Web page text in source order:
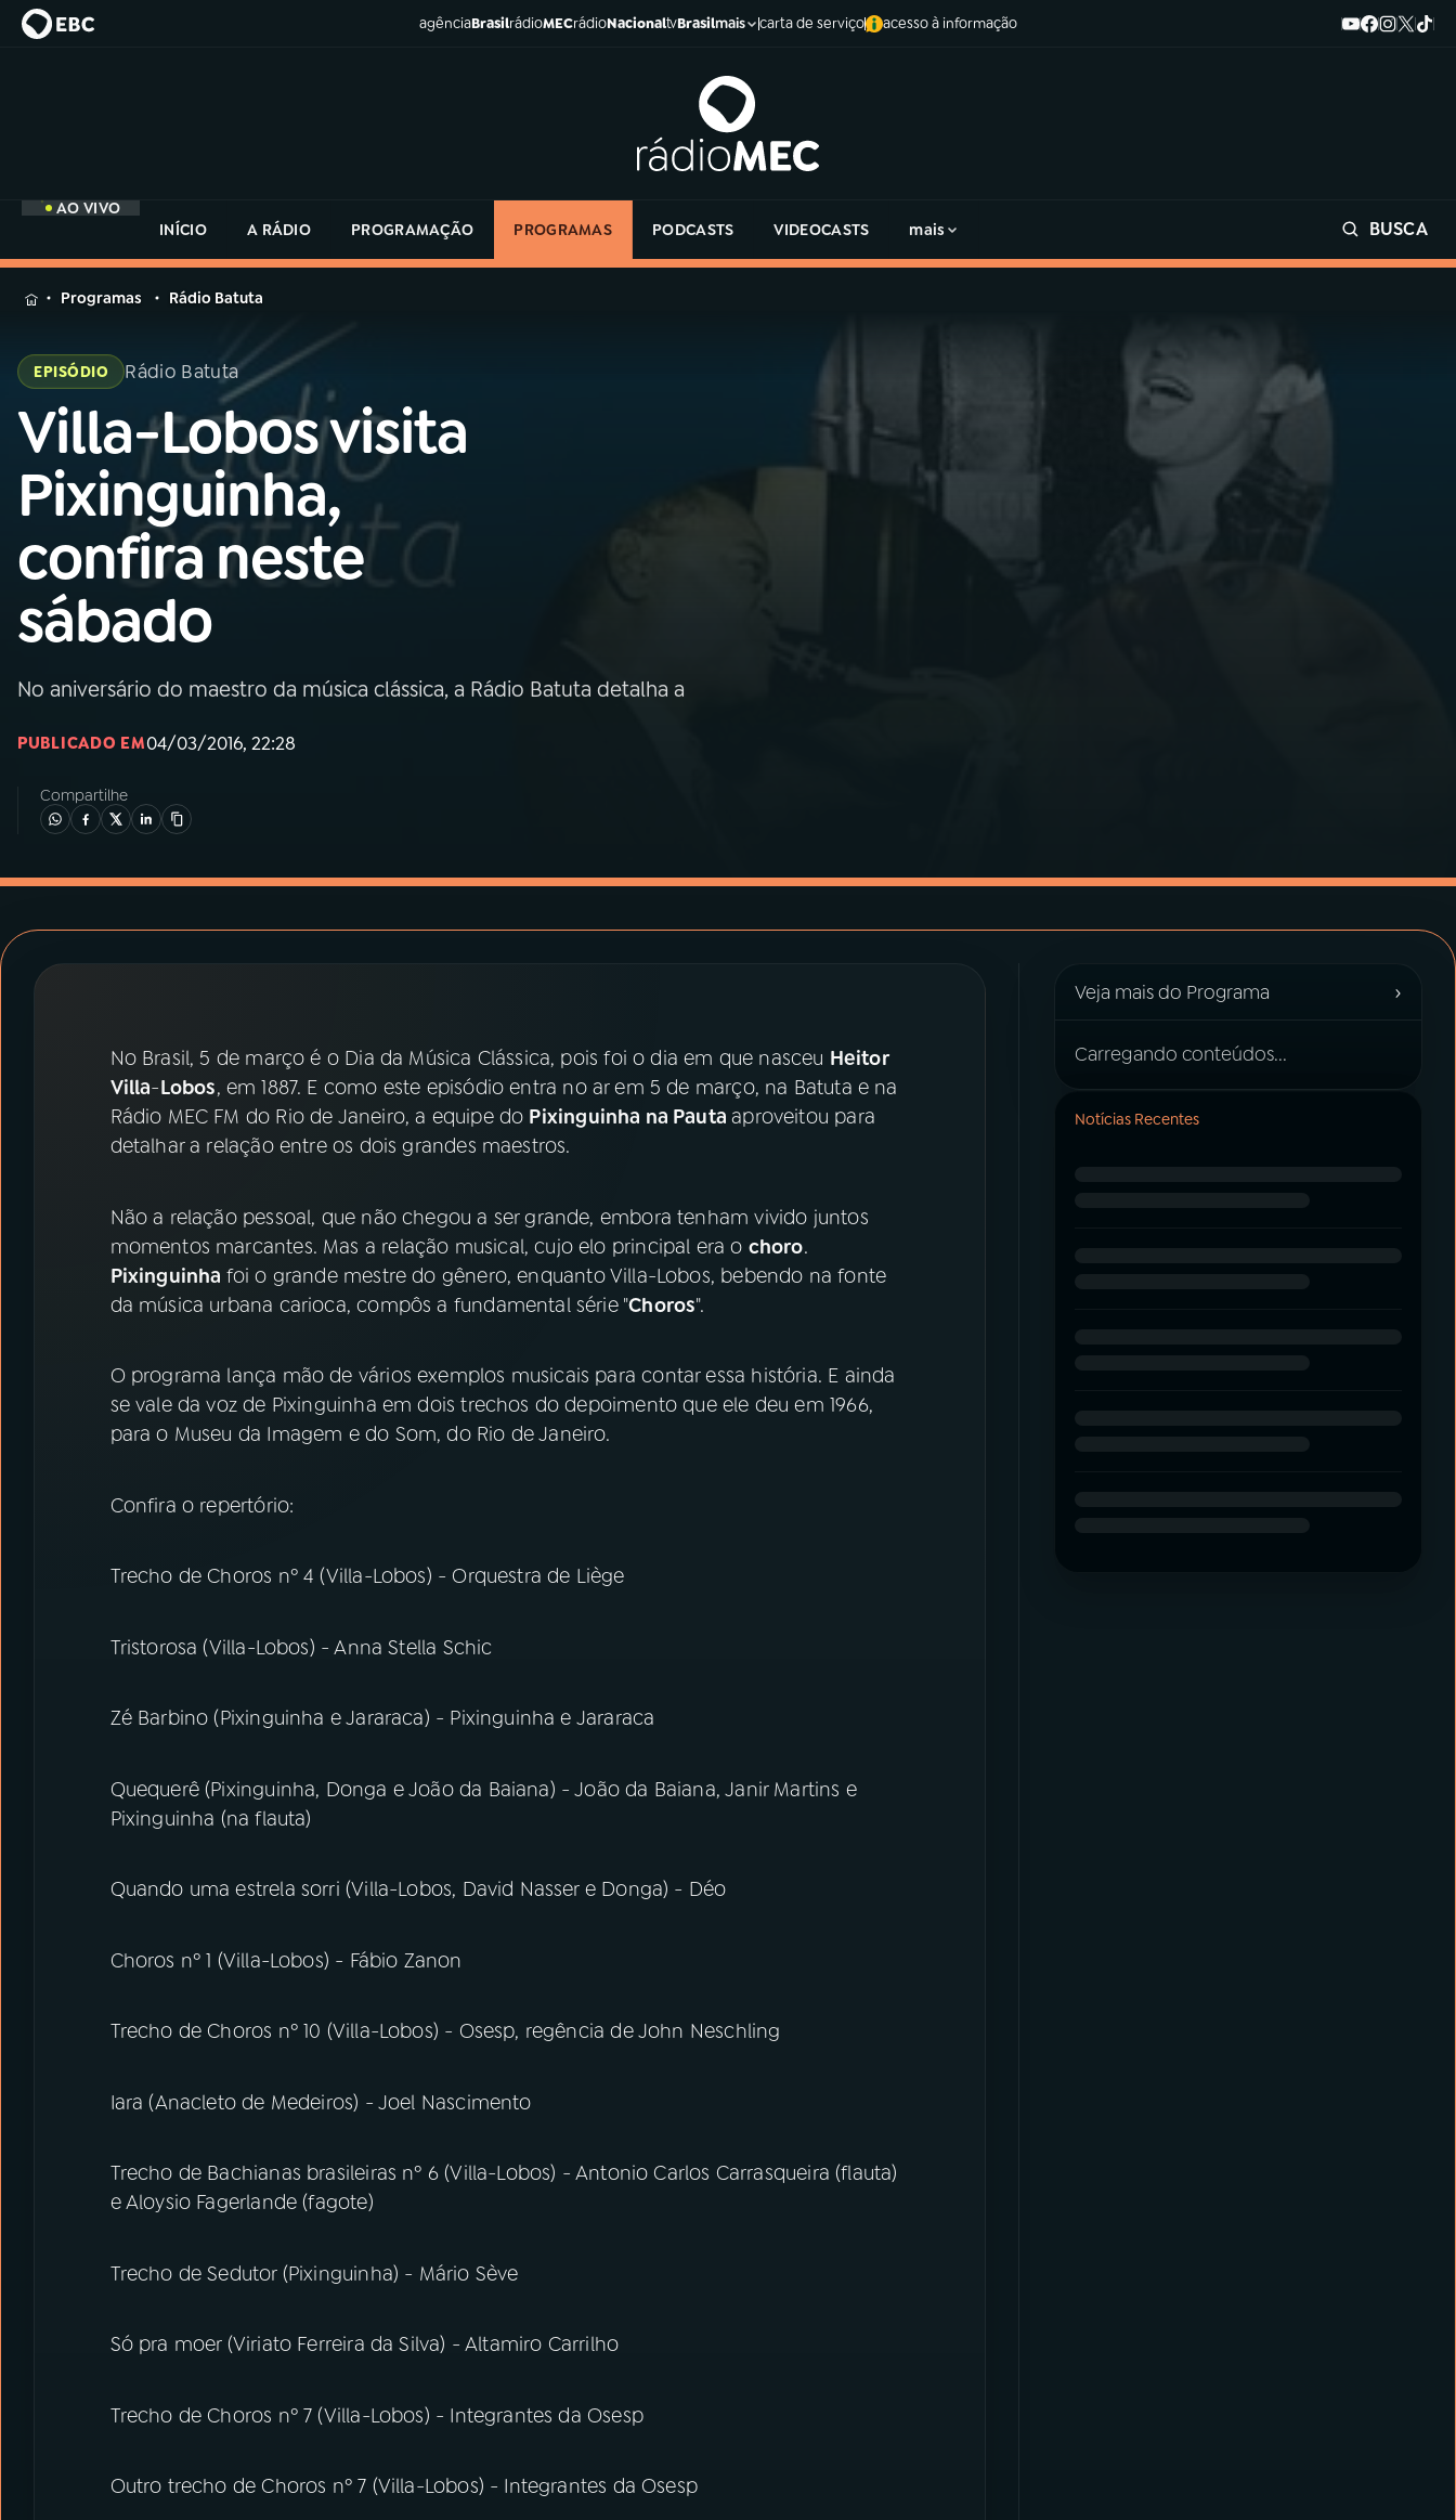
agênciaBrasilrádioMECrádioNacionaltvBrasilmais carta de serviço acesso à informação
AO VIVO
INÍCIO
A RÁDIO PROGRAMAÇÃO PROGRAMAS PODCASTS VIDEOCASTS mais BUSCA
MENU
Buscar
na
Rádio
MEC
AO VIVO
01 INÍCIO
02 A RÁDIO
03PROGRAMAÇÃO
05PODCASTS
PRÊMIO RÁDIO MEC
ACOMPANHE A RÁDIO MEC
Instagram X
na
Rádio
MEC
Programas Rádio Batuta
EPISÓDIO Rádio Batuta
Villa-Lobos visita
Pixinguinha,
confira neste
sábado
No aniversário do maestro da música clássica, a Rádio Batuta detalha a
PUBLICADO EM04/03/2016, 22:28
Compartilhe
No Brasil, 5 de março é o Dia da Música Clássica, pois foi o dia em que nasceu Heitor
Villa-Lobos, em 1887. E como este episódio entra no ar em 5 de março, na Batuta e na
Rádio MEC FM do Rio de Janeiro, a equipe do Pixinguinha na Pautaaproveitou para
detalhar a relação entre os dois grandes maestros.
Não a relação pessoal, que não chegou a ser grande, embora tenham vivido juntos
momentos marcantes. Mas a relação musical, cujo elo principal era o choro.
Pixinguinha foi o grande mestre do gênero, enquanto Villa-Lobos, bebendo na fonte
da música urbana carioca, compôs a fundamental série "Choros".
O programa lança mão de vários exemplos musicais para contar essa história. E ainda
se vale da voz de Pixinguinha em dois trechos do depoimento que ele deu em 1966,
para o Museu da Imagem e do Som, do Rio de Janeiro.
Confira o repertório:
Trecho de Choros nº 4 (Villa-Lobos) - Orquestra de Liège
Tristorosa (Villa-Lobos) - Anna Stella Schic
Zé Barbino (Pixinguinha e Jararaca) - Pixinguinha e Jararaca
Quequerê (Pixinguinha, Donga e João da Baiana) - João da Baiana, Janir Martins e
Pixinguinha (na flauta)
Quando uma estrela sorri (Villa-Lobos, David Nasser e Donga) - Déo
Choros nº 1 (Villa-Lobos) - Fábio Zanon
Trecho de Choros nº 10 (Villa-Lobos) - Osesp, regência de John Neschling
Iara (Anacleto de Medeiros) - Joel Nascimento
Trecho de Bachianas brasileiras nº 6 (Villa-Lobos) - Antonio Carlos Carrasqueira (flauta)
e Aloysio Fagerlande (fagote)
Trecho de Sedutor (Pixinguinha) - Mário Sève
Só pra moer (Viriato Ferreira da Silva) - Altamiro Carrilho
Trecho de Choros nº 7 (Villa-Lobos) - Integrantes da Osesp
Outro trecho de Choros nº 7 (Villa-Lobos) - Integrantes da Osesp
Veja mais do Programa ›
Carregando conteúdos...
Notícias Recentes